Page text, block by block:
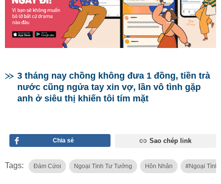
3 tháng nay chồng không đưa 1 đồng, tiền trà
nước cũng ngửa tay xin vợ, lần vô tình gặp
anh ở siêu thị khiến tôi tím mặt
Chia sẻ Sao chép link
Tags: Đám Cứoi Ngoại Tình Tư Tưởng Hôn Nhân #ngoại Tình